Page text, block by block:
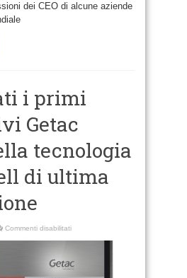
dei CEO di alcune aziende
i primi
Getac
tecnologia
di ultima
Commenti disabilitatisu
i
Getac